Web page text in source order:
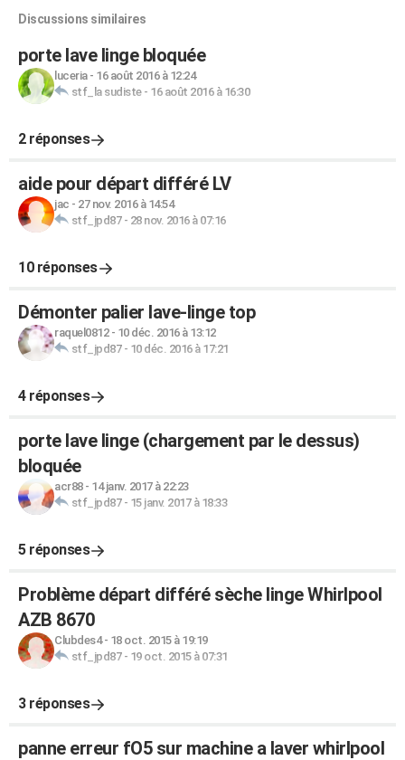
Discussions similaires
porte lave linge bloquée
luceria- 16 août 2016 à 12:24
stf_la sudiste- 16 août 2016 à 16:30
2 réponses
aide pour départ différé LV
jac - 27 nov. 2016 à 14:54
stf_jpd87- 28 nov. 2016 à 07:16
10 réponses
Démonter palier lave-linge top
raquel0812- 10 déc. 2016 à 13:12
stf_jpd87- 10 déc. 2016 à 17:21
4 réponses
porte lave linge (chargement par le dessus)
bloquée
acr88- 14 janv. 2017 à 22:23
stf_jpd87- 15 janv. 2017 à 18:33
5 réponses
Problème départ différé sèche linge Whirlpool
AZB 8670
Clubdes4- 18 oct. 2015 à 19:19
stf_jpd87- 19 oct. 2015 à 07:31
3 réponses
panne erreur fO5 sur machine a laver whirlpool